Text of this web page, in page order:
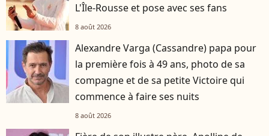
L'Île-Rousse et pose avec ses fans
8 août 2026
Alexandre Varga (Cassandre) papa pour
la première fois à 49 ans, photo de sa
compagne et de sa petite Victoire qui
commence à faire ses nuits
8 août 2026